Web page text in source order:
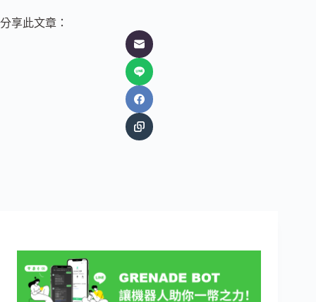
分享此文章：